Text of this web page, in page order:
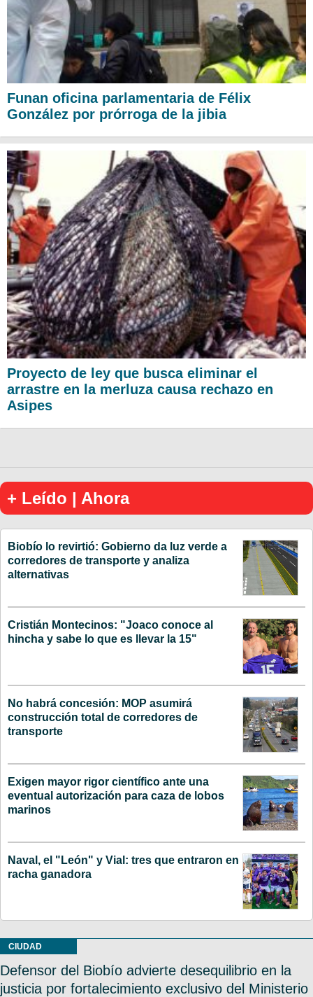
Funan oficina parlamentaria de Félix
González por prórroga de la jibia
Proyecto de ley que busca eliminar el
arrastre en la merluza causa rechazo en
Asipes
+ Leído | Ahora
Biobío lo revirtió: Gobierno da luz verde a
corredores de transporte y analiza
alternativas
Cristián Montecinos: "Joaco conoce al
hincha y sabe lo que es llevar la 15"
No habrá concesión: MOP asumirá
construcción total de corredores de
transporte
Exigen mayor rigor científico ante una
eventual autorización para caza de lobos
marinos
Naval, el "León" y Vial: tres que entraron en
racha ganadora
CIUDAD
Defensor del Biobío advierte desequilibrio en la
justicia por fortalecimiento exclusivo del Ministerio